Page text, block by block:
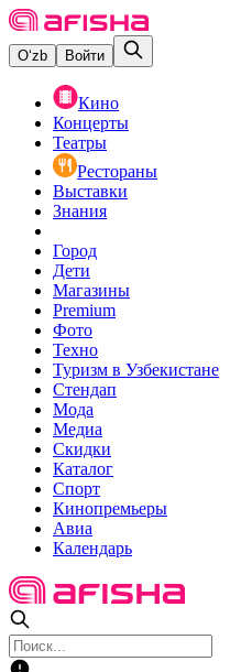
O‘zb Войти
Кино
Концерты
Театры
Рестораны
Выставки
Знания
Город
Дети
Магазины
Premium
Фото
Техно
Туризм в Узбекистане
Стендап
Мода
Медиа
Скидки
Каталог
Спорт
Кинопремьеры
Авиа
Календарь